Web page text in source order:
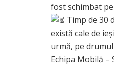
fost schimbat
Timp de 30
există cale de
urmă, pe
Echipa Mobilă –